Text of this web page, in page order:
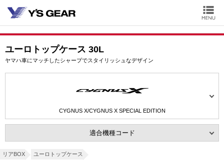
ユーロトップケース 30L
ヤマハ車にマッチしたシャープでスタイリッシュなデザイン
CYGNUS X/CYGNUS X SPECIAL EDITION
適合機種コード
リアBOX ユーロトップケース